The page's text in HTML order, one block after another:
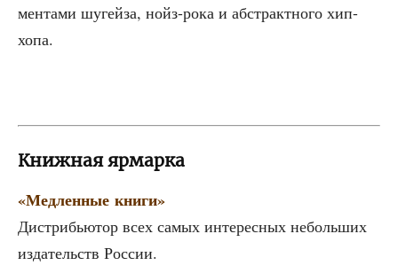
мен­та­ми шугей­за, нойз-рока и абстракт­но­го хип-
хопа.
Книжная ярмарка
«Мед­лен­ные книги»
Дис­три­бью­тор всех самых инте­рес­ных неболь­ших
изда­тельств России.